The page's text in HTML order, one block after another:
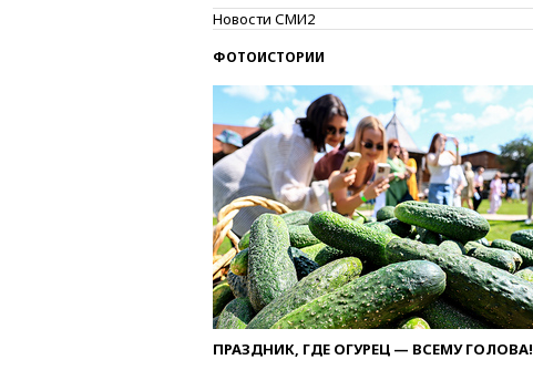
Новости СМИ2
ФОТОИСТОРИИ
ПРАЗДНИК, ГДЕ ОГУРЕЦ — ВСЕМУ ГОЛОВА!